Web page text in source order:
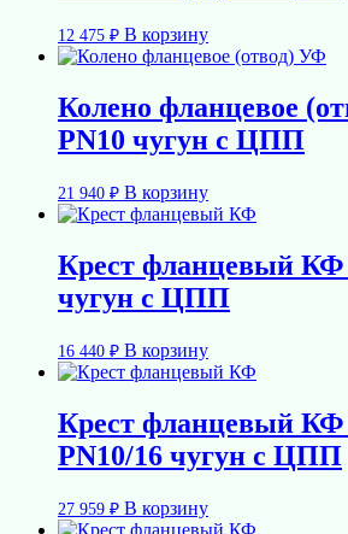
12 475 ₽ В корзину
Колено фланцевое
PN10 чугун с ЦПП
21 940 ₽ В корзину
Крест фланцевый КФ
чугун с ЦПП
16 440 ₽ В корзину
Крест фланцевый КФ
PN10/16 чугун с ЦПП
27 959 ₽ В корзину